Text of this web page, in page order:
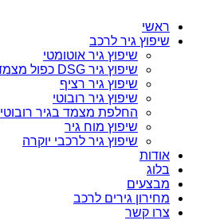
ראשי
שיפוץ גיר לרכב
שיפוץ גיר אוטומטי
שיפוץ גיר DSG כפול מצמדים
שיפוץ גיר רציף
שיפוץ גיר רובוטי
החלפת מצמד בגיר רובוטי
שיפוץ מוח גיר
שיפוץ גיר לרכבי יוקרה
אודות
בלוג
מבצעים
מחירון גירים לרכב
צרו קשר